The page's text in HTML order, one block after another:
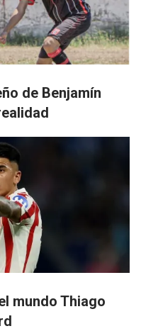
de Benjamín
mundo Thiago